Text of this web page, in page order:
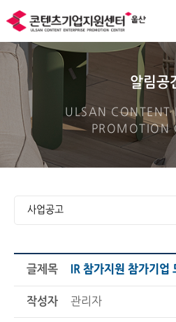
알림공
ULSAN CONTENT
PROMOTION
사업공고
글제목 IR 참가지원 참가기
작성자 관리자